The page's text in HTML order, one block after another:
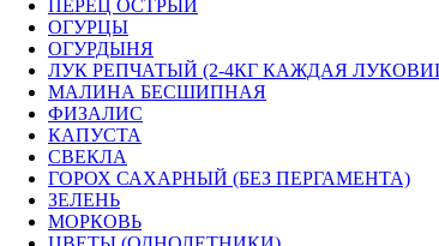
ПЕРЕЦ ОСТРЫЙ
ОГУРЦЫ
ОГУРДЫНЯ
ЛУК РЕПЧАТЫЙ (2-4КГ КАЖДАЯ
МАЛИНА БЕСШИПНАЯ
ФИЗАЛИС
КАПУСТА
СВЕКЛА
ГОРОХ САХАРНЫЙ (БЕЗ ПЕРГАМЕНТА)
ЗЕЛЕНЬ
МОРКОВЬ